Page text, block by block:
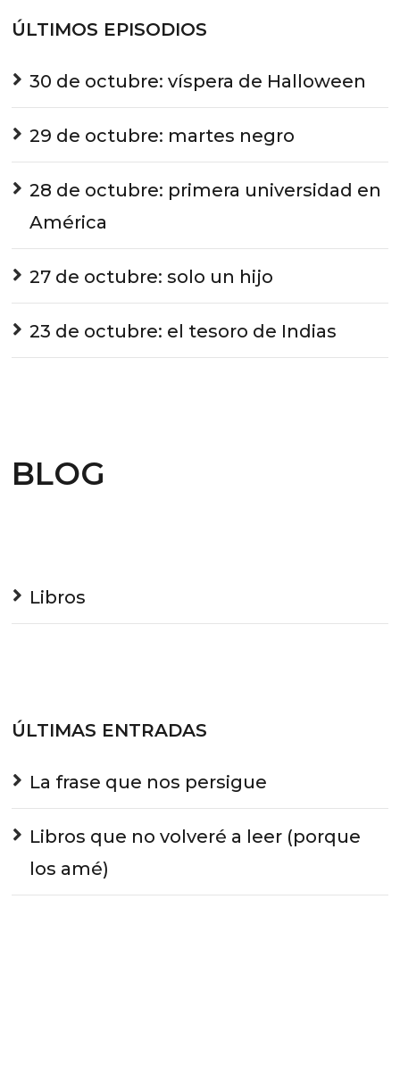
ÚLTIMOS EPISODIOS
30 de octubre: víspera de Halloween
29 de octubre: martes negro
28 de octubre: primera universidad en
América
27 de octubre: solo un hijo
23 de octubre: el tesoro de Indias
BLOG
Libros
ÚLTIMAS ENTRADAS
La frase que nos persigue
Libros que no volveré a leer (porque
los amé)